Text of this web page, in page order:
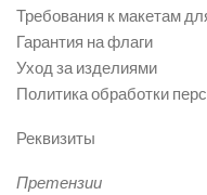
Требования к макетам
Гарантия на флаги
Уход за изделиями
Политика обработки
Реквизиты
Претензии